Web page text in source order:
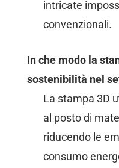
intricate
convenzionali.
In che modo la
sostenibilità nel
La stampa 3D
al posto di
riducendo le
consumo